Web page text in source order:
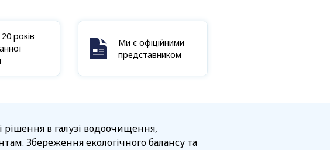
років
Ми є офіційними
представником
рішення в галузі водоочищення,
Збереження екологічного балансу та